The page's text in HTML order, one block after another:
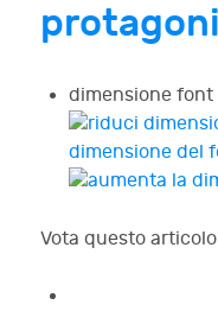
dimensione font
dimensione del
Vota questo articolo